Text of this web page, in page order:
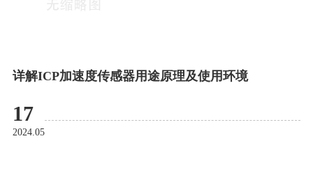
详解ICP加速度传感器用途原理及使用环境
17
2024.05